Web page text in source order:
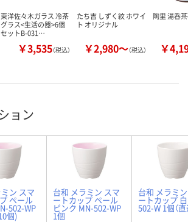
東洋佐々木ガラス 冷茶
グラス<生活の器>6個
セットB-031…
￥3,535（税込）
たち吉 しずく紋 ホワイ
ト オリジナル
￥2,980～（税込）
陶里 湯呑
￥
ョン
ン スマ
ペール
502-WP
個)
台和 メラミン スマ
ートカップ ペール
ピンク MN-502-WP
1個
台和 メラミ
ートカップ
502-W 1個（直